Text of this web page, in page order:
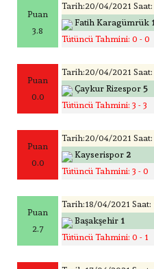
Puan
3.8
Tarih:20/04/2021 Saat:
Fatih Karagümrük
Tütüncü Tahmini: 0 - 0
Puan
0.0
Tarih:20/04/2021 Saat:
Çaykur Rizespor 5
Tütüncü Tahmini: 3 - 3
Puan
0.0
Tarih:20/04/2021 Saat:
Kayserispor 2
Tütüncü Tahmini: 3 - 0
Puan
2.7
Tarih:18/04/2021 Saat:
Başakşehir 1
Tütüncü Tahmini: 0 - 1